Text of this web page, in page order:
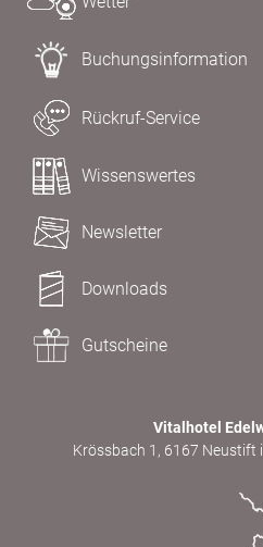
Buchungsinformation
Rückruf-Service
Wissenswertes
Newsletter
Downloads
Gutscheine
Vitalhotel
Krössbach 1, 6167 Neustift